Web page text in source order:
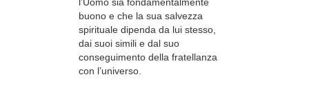
l’Uomo sia fondamentalmente
buono e che la sua salvezza
spirituale dipenda da lui stesso,
dai suoi simili e dal suo
conseguimento della fratellanza
con l’universo.